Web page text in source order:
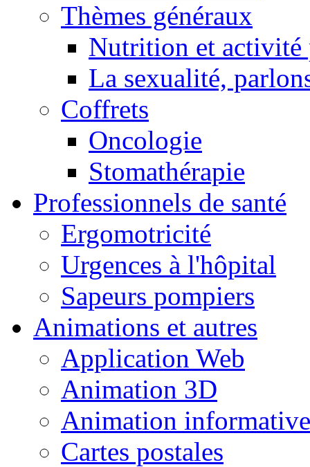
Thèmes généraux
Nutrition et activité
La sexualité,
Coffrets
Oncologie
Stomathérapie
Professionnels de santé
Ergomotricité
Urgences à l'hôpital
Sapeurs pompiers
Animations et autres
Application Web
Animation 3D
Animation informative
Cartes postales